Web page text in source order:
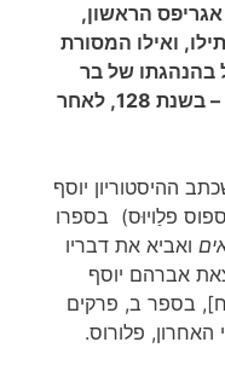
הראשון,
ואילו המסורת
בהנהגתו של בר
כוכבא שהחל 62 שנים לאחר מכן – בשנת 128, לאחר
ההיסטוריון יוסף
פלַויוּס) בספרו
ואביא את דבריו
אברהם יוסף
בספר ב, פרקים
האחרון, פלורוס.